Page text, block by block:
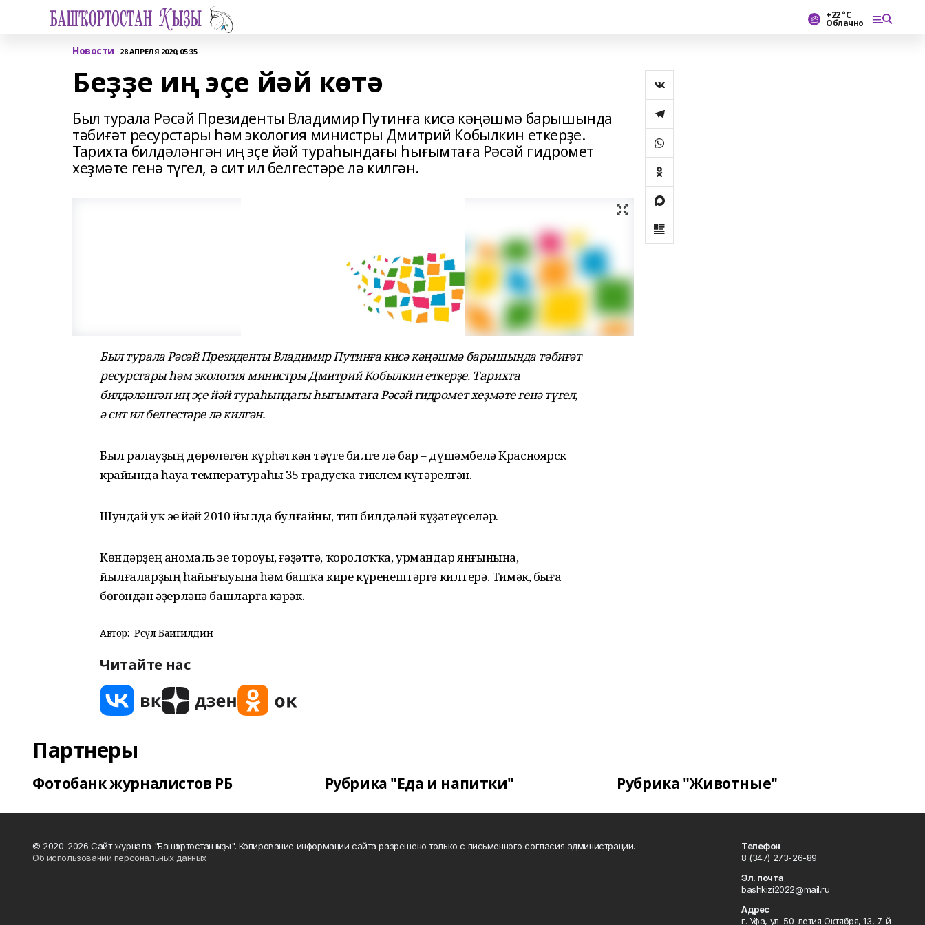
+22 °С
Облачно
Новости 28 АПРЕЛЯ 2020, 05:35
Беҙҙе иң эҫе йәй көтә
Был турала Рәсәй Президенты Владимир Путинға кисә кәңәшмә барышында
тәбиғәт ресурстары һәм экология министры Дмитрий Кобылкин еткерҙе.
Тарихта билдәләнгән иң эҫе йәй тураһындағы һығымтаға Рәсәй гидромет
хеҙмәте генә түгел, ә сит ил белгестәре лә килгән.
Был турала Рәсәй Президенты Владимир Путинға кисә кәңәшмә барышында тәбиғәт
ресурстары һәм экология министры Дмитрий Кобылкин еткерҙе. Тарихта
билдәләнгән иң эҫе йәй тураһындағы һығымтаға Рәсәй гидромет хеҙмәте генә түгел,
ә сит ил белгестәре лә килгән.
Был раҫлауҙың дөрөҫлөгөн күрһәткән тәүге билге лә бар – дүшәмбелә Красноярск
крайында һауа температураһы 35 градусҡа тиклем күтәрелгән.
Шундай уҡ эҫе йәй 2010 йылда булғайны, тип билдәләй күҙәтеүселәр.
Көндәрҙең аномаль эҫе тороуы, ғәҙәттә, ҡоролоҡҡа, урмандар янғынына,
йылғаларҙың һайығыуына һәм башҡа кире күренештәргә килтерә. Тимәк, быға
бөгөндән әҙерләнә башларға кәрәк.
Автор: Рәсүл Байгилдин
Читайте нас
Партнеры
Фотобанк журналистов РБ Рубрика "Еда и напитки" Рубрика "Животные"
© 2020-2026 Сайт журнала "Башҡортостан ҡыҙы". Копирование информации сайта разрешено только с письменного согласия администрации.
Об использовании персональных данных
Телефон
8 (347) 273-26-89
Эл. почта
bashkizi2022@mail.ru
Адрес
г. Уфа, ул. 50-летия Октября, 13, 7-й